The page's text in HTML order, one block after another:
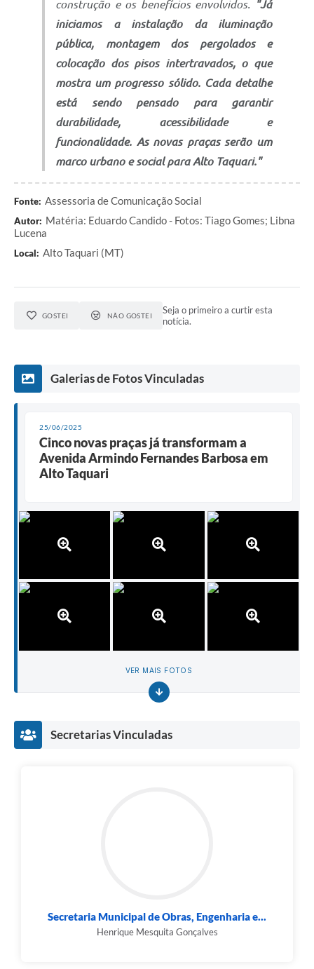
construção e os benefícios envolvidos.
"Já
iniciamos a instalação da iluminação
pública, montagem dos pergolados e
colocação dos pisos intertravados, o que
mostra um progresso sólido. Cada detalhe
está sendo pensado para garantir
durabilidade, acessibilidade e
funcionalidade. As novas praças serão um
marco urbano e social para Alto Taquari."
Fonte: Assessoria de Comunicação Social
Autor: Matéria: Eduardo Candido - Fotos: Tiago Gomes; Libna
Lucena
Local: Alto Taquari (MT)
GOSTEI NÃO GOSTEI
Seja o primeiro a curtir esta
notícia.
Galerias de Fotos Vinculadas
25/06/2025
Cinco novas praças já transformam a
Avenida Armindo Fernandes Barbosa em
Alto Taquari
VER MAIS FOTOS
Secretarias Vinculadas
Secretaria Municipal de Obras, Engenharia e...
Henrique Mesquita Gonçalves